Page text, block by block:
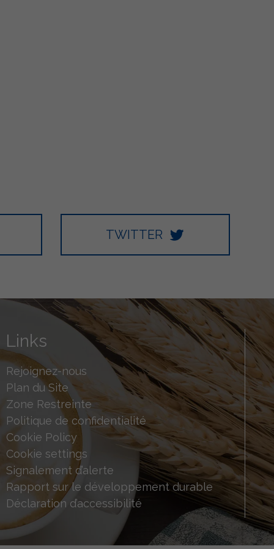
TWITTER
Links
Rejoignez-nous
Plan du Site
Zone Restreinte
Politique de confidentialité
Cookie Policy
Cookie settings
Signalement d’alerte
Rapport sur le développement durable
Déclaration d’accessibilité